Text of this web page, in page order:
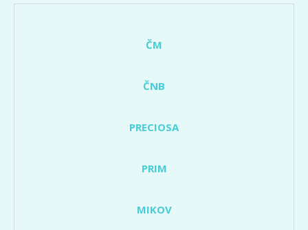
ČM
ČNB
PRECIOSA
PRIM
MIKOV